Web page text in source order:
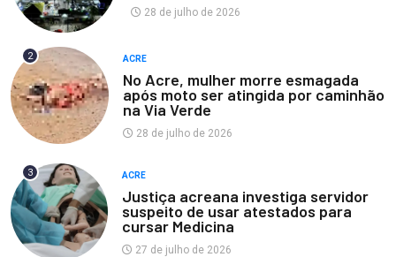
28 de julho de 2026
2 ACRE
No Acre, mulher morre esmagada
após moto ser atingida por caminhão
na Via Verde
28 de julho de 2026
3 ACRE
Justiça acreana investiga servidor
suspeito de usar atestados para
cursar Medicina
27 de julho de 2026